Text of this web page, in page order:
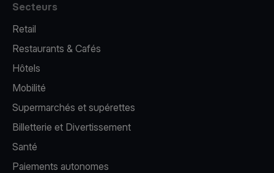
Secteurs
Retail
Restaurants & Cafés
Hôtels
Mobilité
Supermarchés et supérettes
Billetterie et Divertissement
Santé
Paiements autonomes